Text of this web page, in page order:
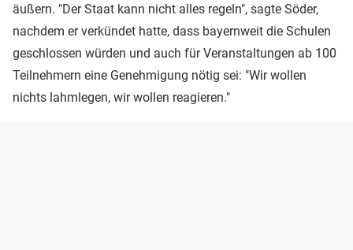
äußern. "Der Staat kann nicht alles regeln", sagte Söder,
nachdem er verkündet hatte, dass bayernweit die Schulen
geschlossen würden und auch für Veranstaltungen ab 100
Teilnehmern eine Genehmigung nötig sei: "Wir wollen
nichts lahmlegen, wir wollen reagieren."